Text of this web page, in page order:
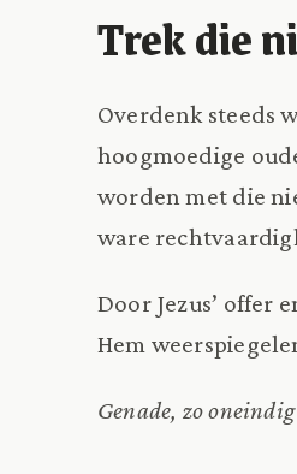
Trek die
Overdenk steeds
hoogmoedige
worden met die
ware
Door Jezus’ offer
Hem
Genade, zo